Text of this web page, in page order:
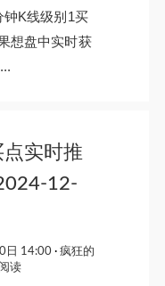
钟K线级别1买
想盘中实时获
实时推
12-
日 14:00
疯狂的
读